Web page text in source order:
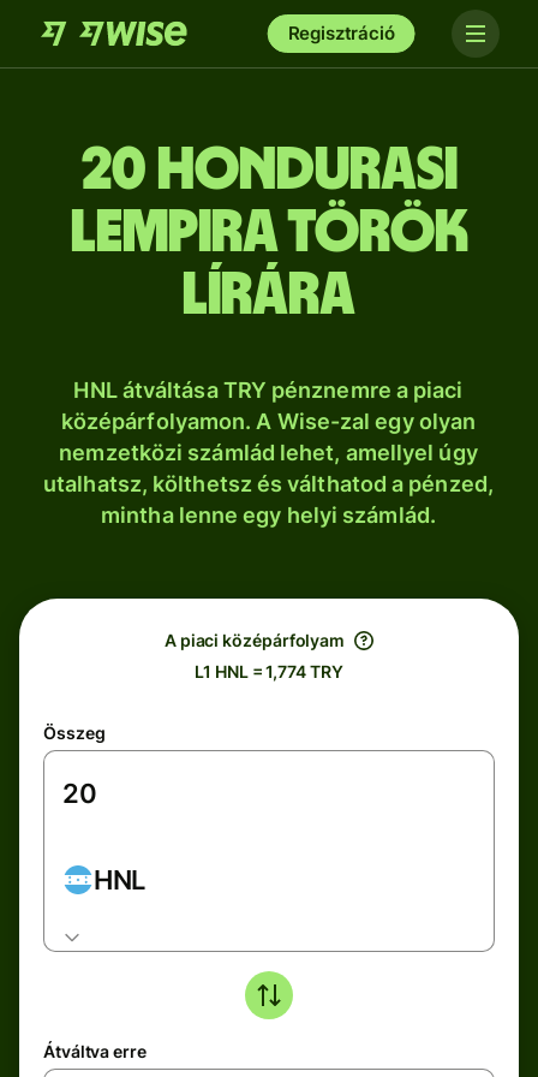
Regisztráció
20 hondurasi
lempira török
lírára
HNL átváltása TRY pénznemre a piaci
középárfolyamon. A Wise-zal egy olyan
nemzetközi számlád lehet, amellyel úgy
utalhatsz, költhetsz és válthatod a pénzed,
mintha lenne egy helyi számlád.
A piaci középárfolyam
L1 HNL = 1,774 TRY
Összeg
HNL
Átváltva erre